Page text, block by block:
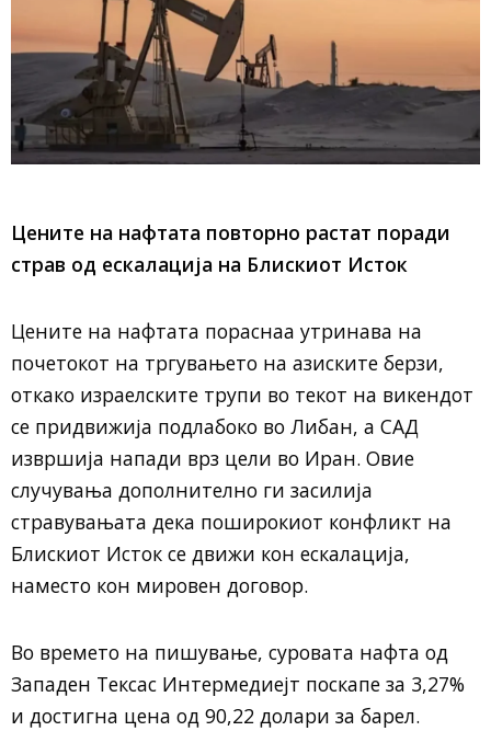
Цените на нафтата повторно растат поради
страв од ескалација на Блискиот Исток
Цените на нафтата пораснаа утринава на
почетокот на тргувањето на азиските берзи,
откако израелските трупи во текот на викендот
се придвижија подлабоко во Либан, а САД
извршија напади врз цели во Иран. Овие
случувања дополнително ги засилија
стравувањата дека поширокиот конфликт на
Блискиот Исток се движи кон ескалација,
наместо кон мировен договор.
Во времето на пишување, суровата нафта од
Западен Тексас Интермедиејт поскапе за 3,27%
и достигна цена од 90,22 долари за барел.